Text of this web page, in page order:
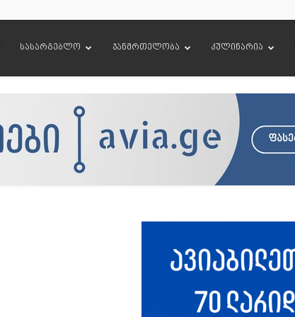
სასარგებლო ჯანმრთელობა კულინარია